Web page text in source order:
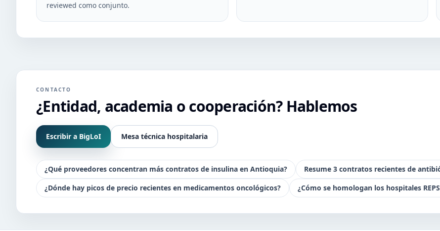
reviewed como conjunto.
CONTACTO
¿Entidad, academia o cooperación? Hablemos
Escribir a BigLoI Mesa técnica hospitalaria
¿Qué proveedores concentran más contratos de insulina en Antioquia?
Resume 3 contratos recientes de
¿Dónde hay picos de precio recientes en medicamentos oncológicos?
¿Cómo se homologan los hospitales